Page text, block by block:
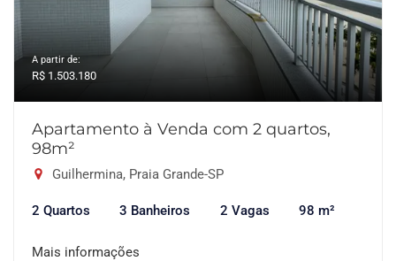
A partir de:
R$ 1.503.180
Apartamento à Venda com 2 quartos,
98m²
Guilhermina, Praia Grande-SP
2 Quartos 3 Banheiros 2 Vagas 98 m²
Mais informações